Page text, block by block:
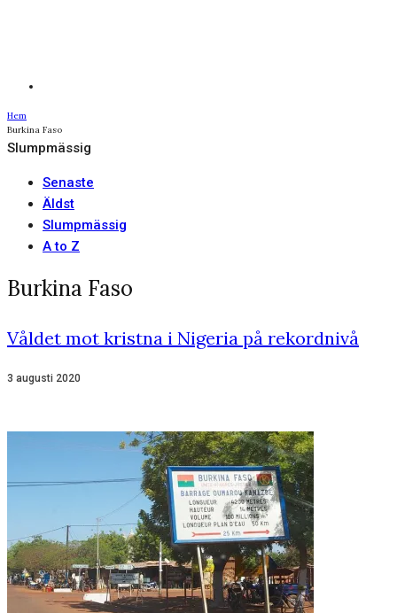
Hem
Burkina Faso
Slumpmässig
Senaste
Äldst
Slumpmässig
A to Z
Burkina Faso
Våldet mot kristna i Nigeria på rekordnivå
3 augusti 2020